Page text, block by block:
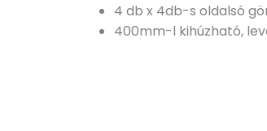
4 db x 4db-s oldalsó
400mm-l kihúzható,